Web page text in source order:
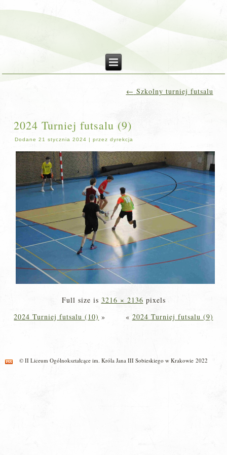
← Szkolny turniej futsalu
2024 Turniej futsalu (9)
Dodane 21 stycznia 2024 |przez dyrekcja
Full size is 3216 × 2136 pixels
2024 Turniej futsalu (10) » « 2024 Turniej futsalu (9)
© II Liceum Ogólnokształcące im. Króla Jana III Sobieskiego w Krakowie 2022